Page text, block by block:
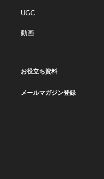
UGC
動画
お役立ち資料
メールマガジン登録